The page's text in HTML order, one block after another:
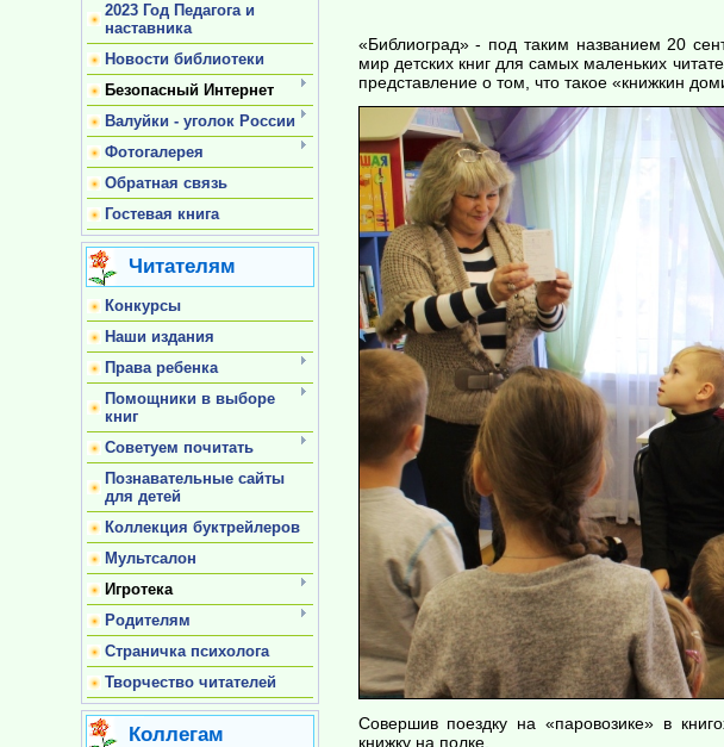
2023 Год Педагога и
наставника
Новости библиотеки
Безопасный Интернет
Валуйки - уголок России
Фотогалерея
Обратная связь
Гостевая книга
Читателям
Конкурсы
Наши издания
Права ребенка
Помощники в выборе
книг
Советуем почитать
Познавательные сайты
для детей
Коллекция буктрейлеров
Мультсалон
Игротека
Родителям
Страничка психолога
Творчество читателей
Коллегам
«Библиоград» - под таким названием 20
мир детских книг для самых маленьких
представление о том, что такое «книжкин
Совершив поездку на «паровозике» в
книжку на полке.